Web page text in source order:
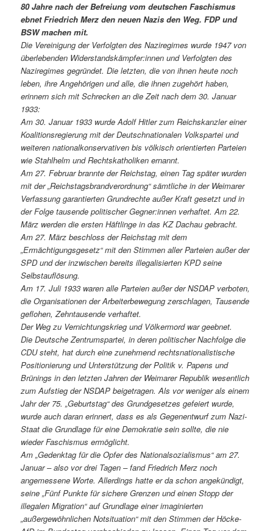
80 Jahre nach der Befreiung vom deutschen Faschismus
ebnet Friedrich Merz den neuen Nazis den Weg. FDP und
BSW machen mit.
Die Vereinigung der Verfolgten des Naziregimes wurde 1947 von
überlebenden Widerstandskämpfer:innen und Verfolgten des
Naziregimes gegründet. Die letzten, die von ihnen heute noch
leben, ihre Angehörigen und alle, die ihnen zugehört haben,
erinnern sich mit Schrecken an die Zeit nach dem 30. Januar
1933:
Am 30. Januar 1933 wurde Adolf Hitler zum Reichskanzler einer
Koalitionsregierung mit der Deutschnationalen Volkspartei und
weiteren nationalkonservativen bis völkisch orientierten Parteien
wie Stahlhelm und Rechtskatholiken ernannt.
Am 27. Februar brannte der Reichstag, einen Tag später wurden
mit der „Reichstagsbrandverordnung“ sämtliche in der Weimarer
Verfassung garantierten Grundrechte außer Kraft gesetzt und in
der Folge tausende politischer Gegner:innen verhaftet. Am 22.
März werden die ersten Häftlinge in das KZ Dachau gebracht.
Am 27. März beschloss der Reichstag mit dem
„Ermächtigungsgesetz“ mit den Stimmen aller Parteien außer der
SPD und der inzwischen bereits illegalisierten KPD seine
Selbstauflösung.
Am 17. Juli 1933 waren alle Parteien außer der NSDAP verboten,
die Organisationen der Arbeiterbewegung zerschlagen, Tausende
geflohen, Zehntausende verhaftet.
Der Weg zu Vernichtungskrieg und Völkermord war geebnet.
Die Deutsche Zentrumspartei, in deren politischer Nachfolge die
CDU steht, hat durch eine zunehmend rechtsnationalistische
Positionierung und Unterstützung der Politik v. Papens und
Brünings in den letzten Jahren der Weimarer Republik wesentlich
zum Aufstieg der NSDAP beigetragen. Als vor weniger als einem
Jahr der 75. „Geburtstag“ des Grundgesetzes gefeiert wurde,
wurde auch daran erinnert, dass es als Gegenentwurf zum Nazi-
Staat die Grundlage für eine Demokratie sein sollte, die nie
wieder Faschismus ermöglicht.
Am „Gedenktag für die Opfer des Nationalsozialismus“ am 27.
Januar – also vor drei Tagen – fand Friedrich Merz noch
angemessene Worte. Allerdings hatte er da schon angekündigt,
seine „Fünf Punkte für sichere Grenzen und einen Stopp der
illegalen Migration“ auf Grundlage einer imaginierten
„außergewöhnlichen Notsituation“ mit den Stimmen der Höcke-